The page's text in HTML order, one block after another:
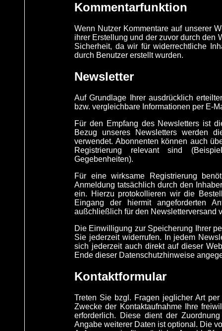
Kommentarfunktion
Wenn Nutzer Kommentare auf unserer
ihrer Erstellung und der zuvor durch den
Sicherheit, da wir für widerrechtliche
durch Benutzer erstellt wurden.
Newsletter
Auf Grundlage Ihrer ausdrücklich
bzw. vergleichbare Informationen per E-
Für den Empfang des Newsletters ist
Bezug unseres Newsletters werden
verwendet. Abonnenten können auch
Registrierung relevant sind
Gegebenheiten).
Für eine wirksame Registrierung
Anmeldung tatsächlich durch den
ein. Hierzu protokollieren wir die
Eingang der hiermit angeforderten
außchließlich für den Newsletterversand
Die Einwilligung zur Speicherung Ihrer
Sie jederzeit widerrufen. In jedem
sich jederzeit auch direkt auf dieser
Ende dieser Datenschutzhinweise
Kontaktformular
Treten Sie bzgl. Fragen jeglicher Art
Zwecke der Kontaktaufnahme Ihre
erforderlich. Diese dient der
Angabe weiterer Daten ist optional. Die